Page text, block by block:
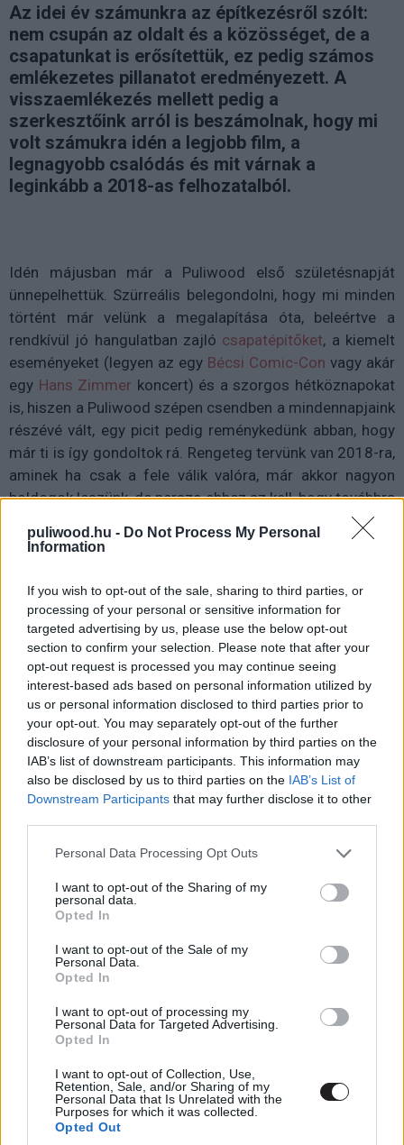
puliwood.hu - Do Not Process My Personal
Information
If you wish to opt-out of the sale, sharing to third parties, or
processing of your personal or sensitive information for
targeted advertising by us, please use the below opt-out
section to confirm your selection. Please note that after your
opt-out request is processed you may continue seeing
interest-based ads based on personal information utilized by
us or personal information disclosed to third parties prior to
your opt-out. You may separately opt-out of the further
disclosure of your personal information by third parties on the
IAB’s list of downstream participants. This information may
also be disclosed by us to third parties on the IAB’s List of
Downstream Participants that may further disclose it to other
Please note that this website/app uses one or more Google
not limited to your visit or usage behaviour. You may click to
grant or deny consent to Google and its third-party tags to
use your data for below specified purposes in below Google
consent section.
Personal Data Processing Opt Outs
I want to opt-out of the Sharing of my
personal data.
Opted In
I want to opt-out of the Sale of my
Personal Data.
Opted In
I want to opt-out of processing my
Personal Data for Targeted Advertising.
Opted In
I want to opt-out of Collection, Use,
Retention, Sale, and/or Sharing of my
Personal Data that Is Unrelated with the
Purposes for which it was collected.
Opted Out
Az idei év számunkra az építkezésről szólt:
nem csupán az oldalt és a közösséget, de a
csapatunkat is erősítettük, ez pedig számos
emlékezetes pillanatot eredményezett. A
visszaemlékezés mellett pedig a
szerkesztőink arról is beszámolnak, hogy mi
volt számukra idén a legjobb film, a
legnagyobb csalódás és mit várnak a
leginkább a 2018-as felhozatalból.
Idén májusban már a Puliwood első születésnapját
ünnepelhettük. Szürreális belegondolni, hogy mi minden
történt már velünk a megalapítása óta, beleértve a
rendkívül jó hangulatban zajló csapatépítőket, a kiemelt
eseményeket (legyen az egy Bécsi Comic-Con vagy akár
egy Hans Zimmer koncert) és a szorgos hétköznapokat
is, hiszen a Puliwood szépen csendben a mindennapjaink
részévé vált, egy picit pedig reménykedünk abban, hogy
már ti is így gondoltok rá. Rengeteg tervünk van 2018-ra,
aminek ha csak a fele válik valóra, már akkor nagyon
boldogok leszünk, de persze ehhez az kell, hogy továbbra
is olvassatok, támogassatok minket, az eddigi pozitív
energiákért és hasznos tapasztalatokért pedig nagyon
Szeretnénk mindenkinek szívből filmélményekkel és
kicsattanó egészséggel teli, boldog új évet kívánni, de
mielőtt kinyitnánk a pezsgőt, még olvassátok el, hogy a
szerkesztőink milyennek látták 2017-et filmes és
sorozatos szempontból. Íme:
Mi volt az abszolút kedvenced és
miért?
hogy melyiket válasszam, de végül
Háborúthoztam ki győztesként, mert egy remek trilógia
tökéletes záróakkordja volt, amiért Andy Serkisnek
kategóriában.
annak, hogy Nolan bukjon bele végre egy projektjébe,
amit nem tudok szeretni, a brit rendező erre képtelen és
maníroktól mentes rendezését tudhatja le ezzel a
háborús thrillerrel. Amellett pedig jó néhány fiatal
tehetségre is érdemes lesz odefigyelni ezen mozija után,